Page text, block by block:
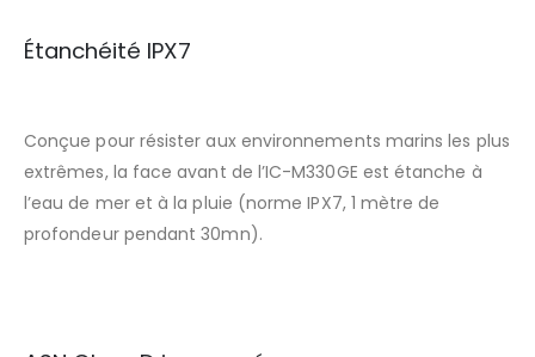
Étanchéité IPX7
Conçue pour résister aux environnements marins les plus
extrêmes, la face avant de l’IC-M330GE est étanche à
l’eau de mer et à la pluie (norme IPX7, 1 mètre de
profondeur pendant 30mn).